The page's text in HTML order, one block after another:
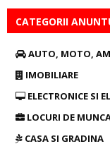
CATEGORII
AUTO, MOTO,
IMOBILIARE
ELECTRONICE SI
LOCURI DE
CASA SI GRADINA